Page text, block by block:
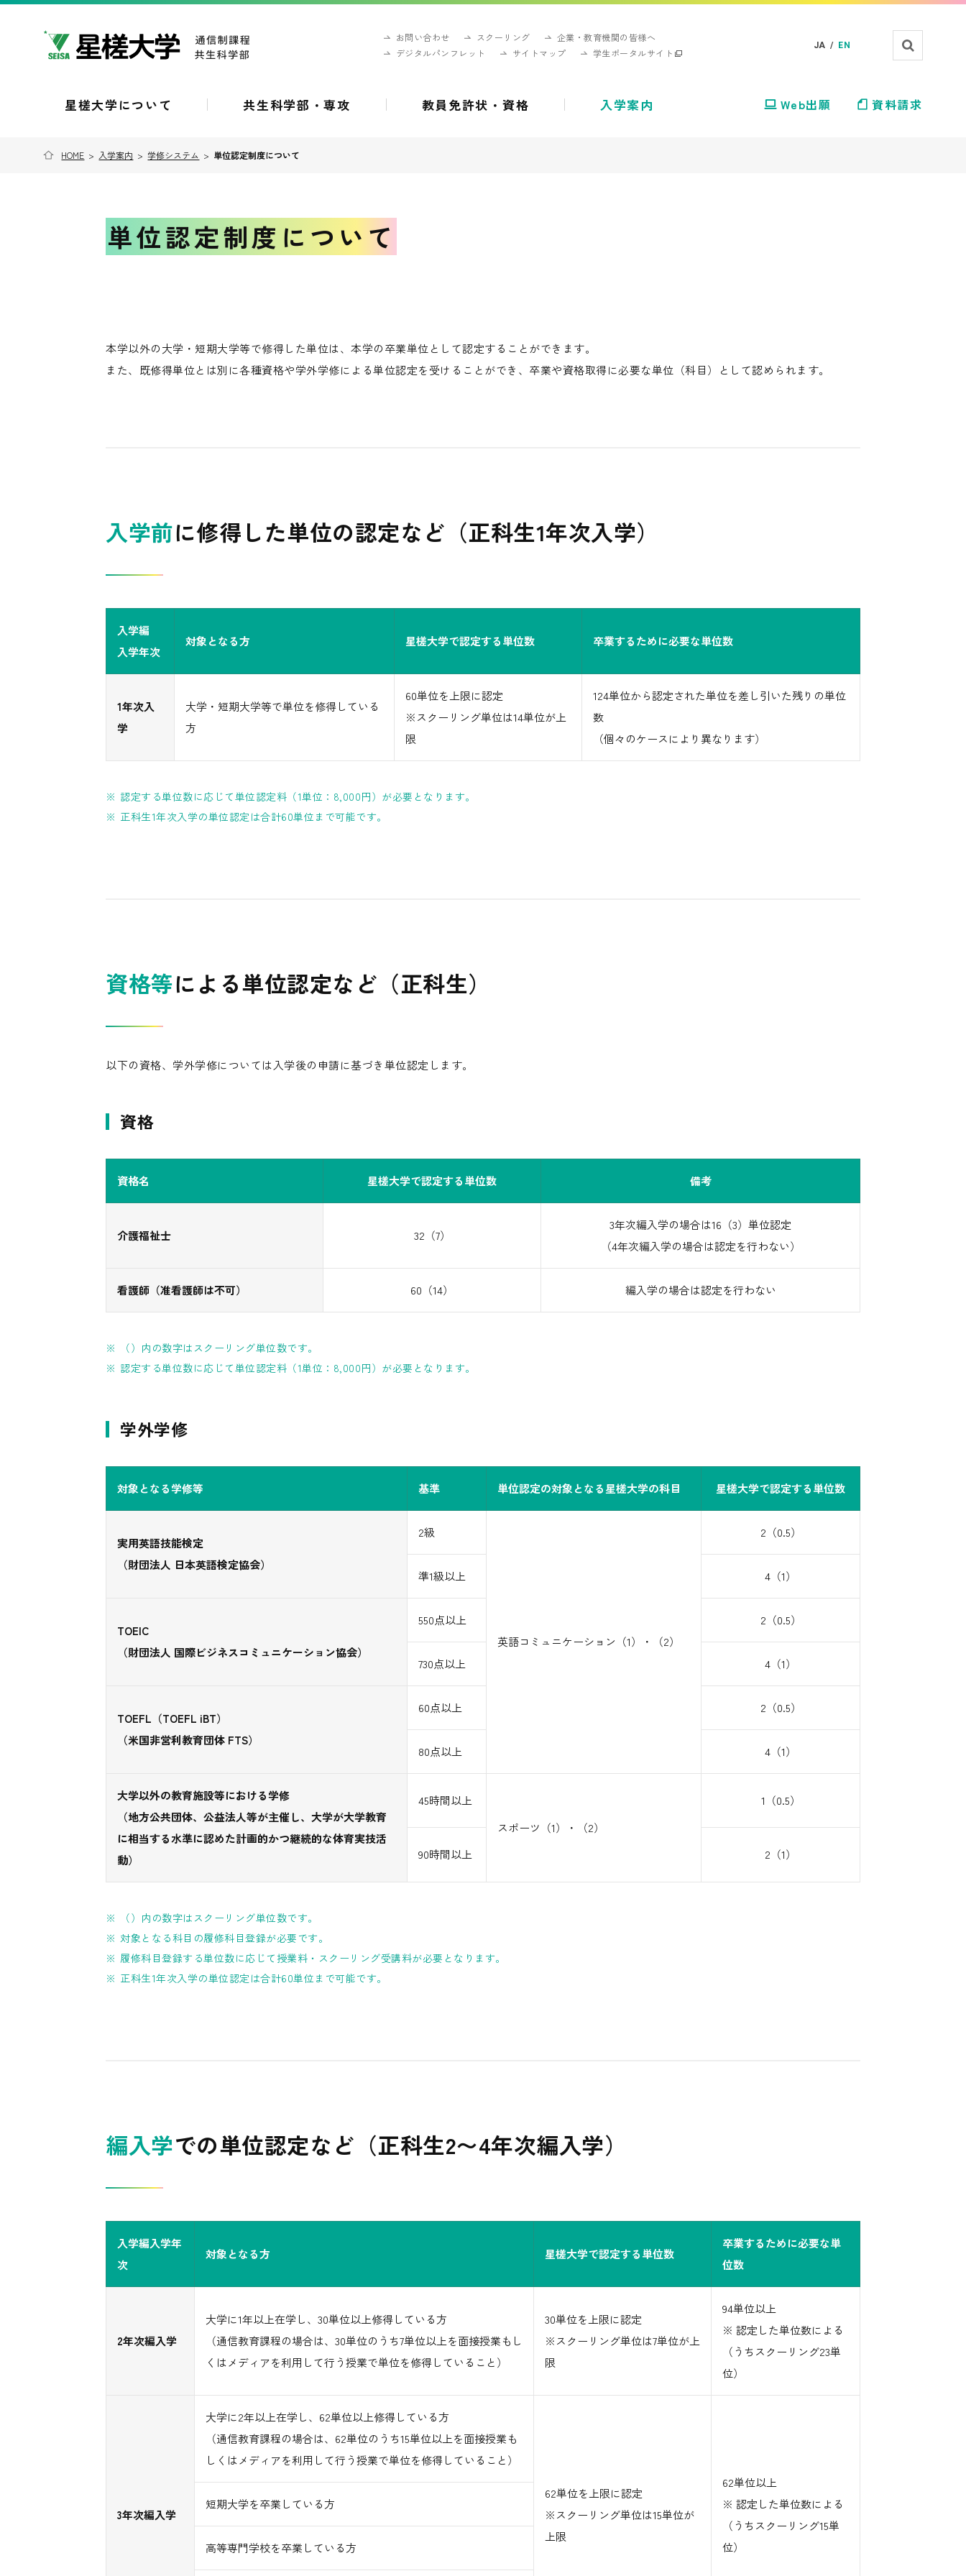
お問い合わせ スクーリング
企業・教育機関の皆様へ
デジタルパンフレット
サイトマップ 学生ポータルサイト
JA / EN
星槎大学について 共生科学部・専攻 教員免許状・資格 入学案内 Web出願 資料請求
HOME > 入学案内 >学修システム > 単位認定制度について
単位認定制度について
本学以外の大学・短期大学等で修得した単位は、本学の卒業単位として認定することができます。
また、既修得単位とは別に各種資格や学外学修による単位認定を受けることができ、卒業や資格取得に必要な単位（科目）として認められます。
入学前に修得した単位の認定など（正科生1年次入学）
入学編
入学年次
対象となる方 星槎大学で認定する単位数 卒業するために必要な単位数
1年次入
学
大学・短期大学等で単位を修得している
方
60単位を上限に認定
※スクーリング単位は14単位が上
限
124単位から認定された単位を差し引いた残りの単位
数
（個々のケースにより異なります）
認定する単位数に応じて単位認定料（1単位：8,000円）が必要となります。
正科生1年次入学の単位認定は合計60単位まで可能です。
資格等による単位認定など（正科生）
以下の資格、学外学修については入学後の申請に基づき単位認定します。
資格
資格名 星槎大学で認定する単位数 備考
介護福祉士 32（7）
3年次編入学の場合は16（3）単位認定
（4年次編入学の場合は認定を行わない）
看護師（准看護師は不可） 60（14） 編入学の場合は認定を行わない
（）内の数字はスクーリング単位数です。
認定する単位数に応じて単位認定料（1単位：8,000円）が必要となります。
学外学修
対象となる学修等 基準 単位認定の対象となる星槎大学の科目 星槎大学で認定する単位数
実用英語技能検定
（財団法人 日本英語検定協会）
2級
英語コミュニケーション（1）・（2）
2（0.5）
準1級以上 4（1）
TOEIC
（財団法人 国際ビジネスコミュニケーション協会）
550点以上 2（0.5）
730点以上 4（1）
TOEFL（TOEFL iBT）
（米国非営利教育団体 FTS）
60点以上 2（0.5）
80点以上 4（1）
大学以外の教育施設等における学修
（地方公共団体、公益法人等が主催し、大学が大学教育
に相当する水準に認めた計画的かつ継続的な体育実技活
動）
45時間以上
スポーツ（1）・（2）
1（0.5）
90時間以上 2（1）
（）内の数字はスクーリング単位数です。
対象となる科目の履修科目登録が必要です。
履修科目登録する単位数に応じて授業料・スクーリング受講料が必要となります。
正科生1年次入学の単位認定は合計60単位まで可能です。
編入学での単位認定など（正科生2〜4年次編入学）
入学編入学年
次
対象となる方 星槎大学で認定する単位数
卒業するために必要な単
位数
2年次編入学
大学に1年以上在学し、30単位以上修得している方
（通信教育課程の場合は、30単位のうち7単位以上を面接授業もし
くはメディアを利用して行う授業で単位を修得していること）
30単位を上限に認定
※スクーリング単位は7単位が上
限
94単位以上
※ 認定した単位数による
（うちスクーリング23単
位）
3年次編入学
大学に2年以上在学し、62単位以上修得している方
（通信教育課程の場合は、62単位のうち15単位以上を面接授業も
しくはメディアを利用して行う授業で単位を修得していること）
62単位を上限に認定
※スクーリング単位は15単位が
上限
62単位以上
※ 認定した単位数による
（うちスクーリング15単
位）
短期大学を卒業している方
高等専門学校を卒業している方